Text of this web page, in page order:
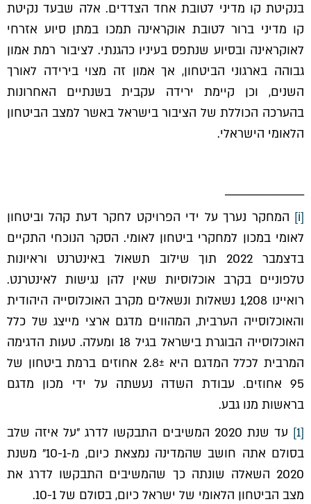
בנקיטת קו מדיני לטובת אחד הצדדים. אלה שבעד נקיטת
קו מדיני ברור לטובת אוקראינה תמכו במתן סיוע אזרחי
לאוקראינה ובסיוע שנתפס בעיניו כהגנתי. לציבור רמת אמון
גבוהה בארגוני הביטחון, אך אמון זה מצוי בירידה לאורך
השנים, וכן קיימת ירידה עקבית בשנתיים האחרונות
בהערכה הכוללת של הציבור בישראל באשר למצב הביטחון
הלאומי הישראלי.
[i]
המחקר נערך על ידי הפרויקט לחקר דעת קהל וביטחון
לאומי במכון למחקרי ביטחון לאומי. הסקר הנוכחי התקיים
בדצמבר 2022 תוך שילוב תשאול באינטרנט וראיונות
טלפוניים בקרב אוכלוסיות שאין להן נגישות לאינטרנט.
רואיינו 1,208 נשאלות ונשאלים מקרב האוכלוסייה היהודית
והאוכלוסייה הערבית, המהווים מדגם ארצי מייצג של כלל
האוכלוסייה הבוגרת בישראל בגיל 18 ומעלה. טעות הדגימה
המרבית לכלל המדגם היא 2.8± אחוזים ברמת ביטחון של
95 אחוזים. עבודת השדה נעשתה על ידי מכון מדגם
בראשות מנו גבע.
[1]
עד שנת 2020 המשיבים התבקשו לדרג ״על איזה שלב
בסולם אתה חושב שהמדינה נמצאת כיום, מ-10-1״ משנת
2020 השאלה שונתה כך שהמשיבים התבקשו לדרג את
מצב הביטחון הלאומי של ישראל כיום, בסולם של 10-1.